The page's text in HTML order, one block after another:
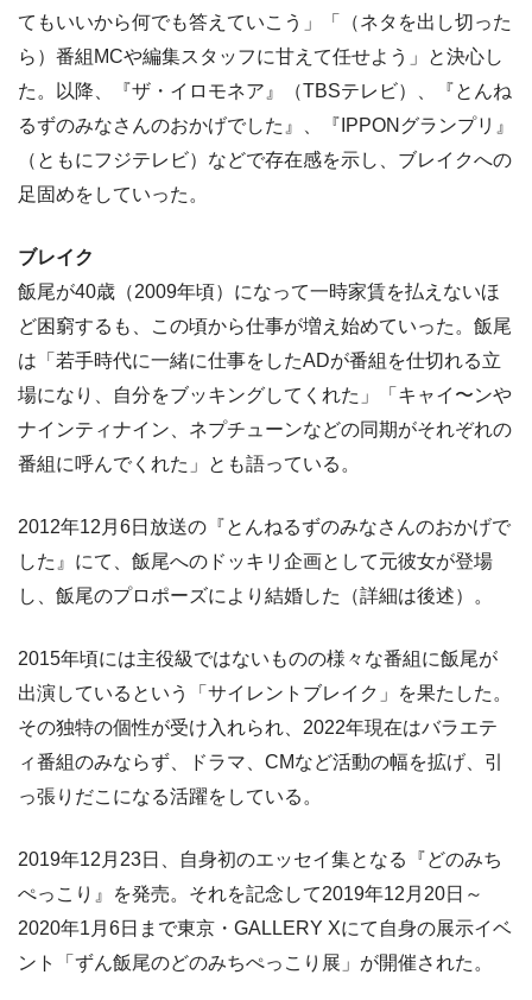
てもいいから何でも答えていこう」「（ネタを出し切った
ら）番組MCや編集スタッフに甘えて任せよう」と決心し
た。以降、『ザ・イロモネア』（TBSテレビ）、『とんね
るずのみなさんのおかげでした』、『IPPONグランプリ』
（ともにフジテレビ）などで存在感を示し、ブレイクへの
足固めをしていった。
ブレイク
飯尾が40歳（2009年頃）になって一時家賃を払えないほ
ど困窮するも、この頃から仕事が増え始めていった。飯尾
は「若手時代に一緒に仕事をしたADが番組を仕切れる立
場になり、自分をブッキングしてくれた」「キャイ〜ンや
ナインティナイン、ネプチューンなどの同期がそれぞれの
番組に呼んでくれた」とも語っている。
2012年12月6日放送の『とんねるずのみなさんのおかげで
した』にて、飯尾へのドッキリ企画として元彼女が登場
し、飯尾のプロポーズにより結婚した（詳細は後述）。
2015年頃には主役級ではないものの様々な番組に飯尾が
出演しているという「サイレントブレイク」を果たした。
その独特の個性が受け入れられ、2022年現在はバラエテ
ィ番組のみならず、ドラマ、CMなど活動の幅を拡げ、引
っ張りだこになる活躍をしている。
2019年12月23日、自身初のエッセイ集となる『どのみち
ぺっこり』を発売。それを記念して2019年12月20日～
2020年1月6日まで東京・GALLERY Xにて自身の展示イベ
ント「ずん飯尾のどのみちぺっこり展」が開催された。